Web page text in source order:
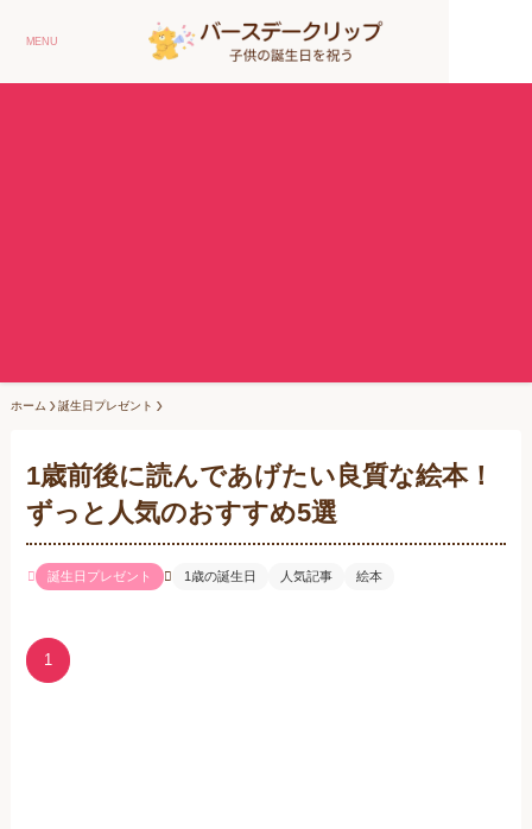
MENU
ホーム 誕生日プレゼント
1歳前後に読んであげたい良質な絵本！
ずっと人気のおすすめ5選
誕生日プレゼント 1歳の誕生日 人気記事 絵本
1